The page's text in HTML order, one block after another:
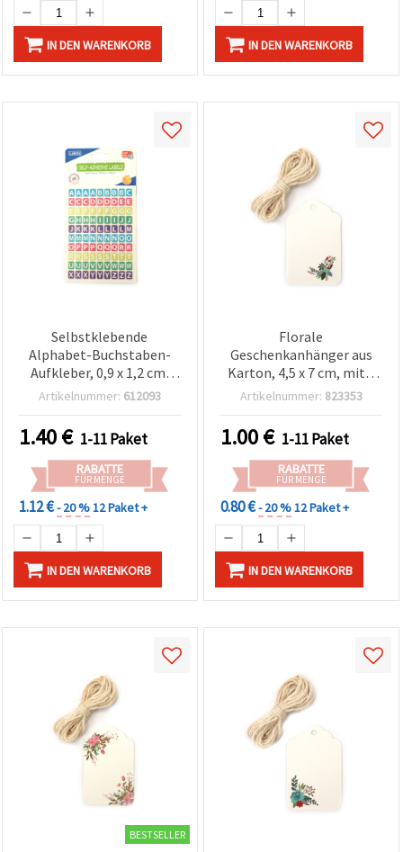
IN DEN WARENKORB IN DEN WARENKORB
Selbstklebende
Alphabet-Buchstaben-
Aufkleber, 0,9 x 1,2 cm,
mehrfarbig - 10 Bögen
Artikelnummer: 612093
1.40€ 1-11 Paket
RABATTE
FÜR MENGE
1.12 €- 20 %12 Paket +
IN DEN WARENKORB
Florale
Geschenkanhänger aus
Karton, 4,5 x 7 cm, mit 3
m Kordel - 12er-Set,
Artikelnummer: 823353
1.00€ 1-11 Paket
RABATTE
FÜR MENGE
0.80 €- 20 %12 Paket +
IN DEN WARENKORB
BESTSELLER